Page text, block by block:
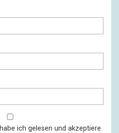
habe ich gelesen und akzeptiere